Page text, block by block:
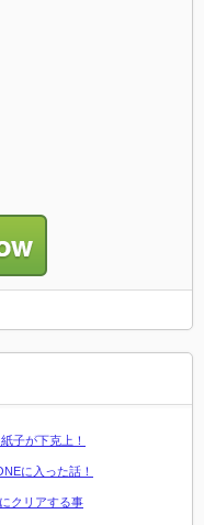
子が下克上！
に入った話！
クリアする事